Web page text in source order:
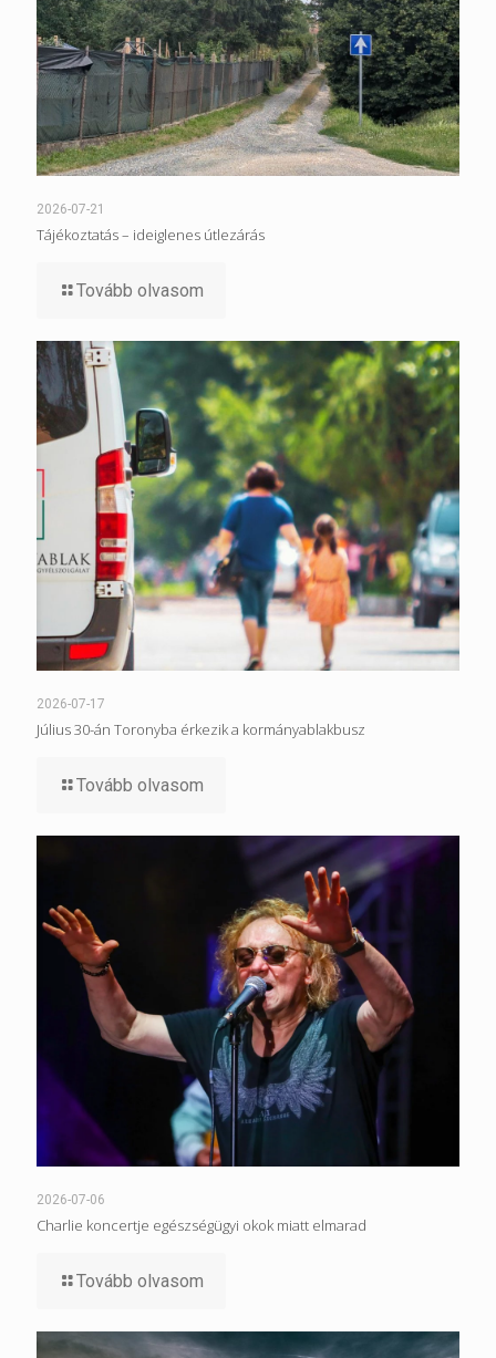
2026-07-21
Tájékoztatás – ideiglenes útlezárás
Tovább olvasom
2026-07-17
Július 30-án Toronyba érkezik a kormányablakbusz
Tovább olvasom
2026-07-06
Charlie koncertje egészségügyi okok miatt elmarad
Tovább olvasom